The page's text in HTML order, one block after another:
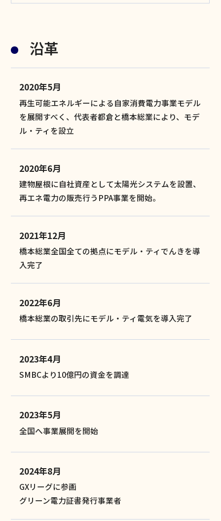
沿革
2020年5月
再生可能エネルギーによる自家消費電力事業モデル
を展開すべく、代表者都倉と橋本総業により、モデ
ル・ティを設立
2020年6月
建物屋根に自社資産として太陽光システムを設置、
再エネ電力の販売行うPPA事業を開始。
2021年12月
橋本総業全国全ての拠点にモデル・ティでんきを導
入完了
2022年6月
橋本総業の取引先にモデル・ティ電気を導入完了
2023年4月
SMBCより10億円の資金を調達
2023年5月
全国へ事業展開を開始
2024年8月
GXリーグに参画
グリーン電力証書発行事業者